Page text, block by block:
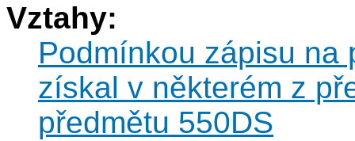
Vztahy:
Podmínkou zápisu na
získal v některém z
předmětu 550DS